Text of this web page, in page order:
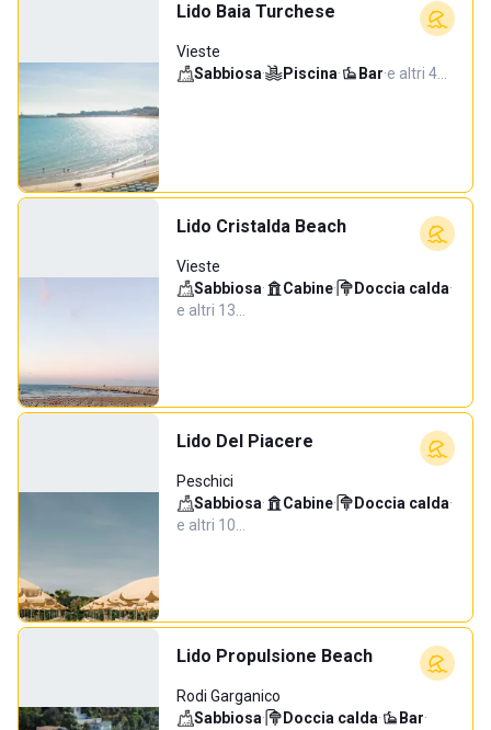
Lido Baia Turchese
Vieste
Sabbiosa· Piscina· Bar·e altri 4…
Lido Cristalda Beach
Vieste
Sabbiosa· Cabine· Doccia calda·
e altri 13…
Lido Del Piacere
Peschici
Sabbiosa· Cabine· Doccia calda·
e altri 10…
Lido Propulsione Beach
Rodi Garganico
Sabbiosa· Doccia calda· Bar·